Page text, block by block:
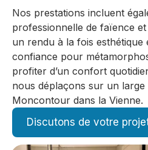
Nos prestations incluent
professionnelle de faïence
un rendu à la fois esthétique
confiance pour
profiter d’un confort
nous déplaçons sur un
Moncontour dans la Vienne.
Discutons de votre